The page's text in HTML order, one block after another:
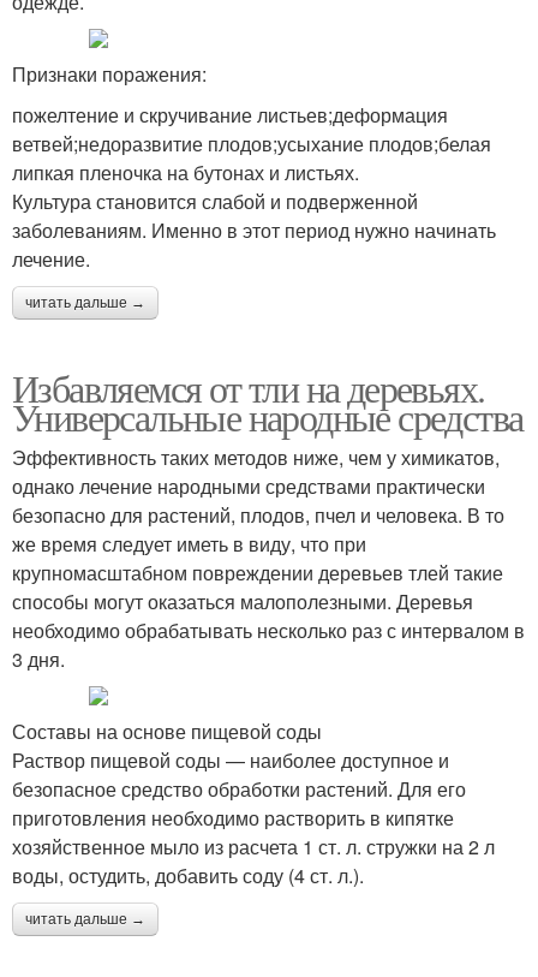
Признаки поражения:
пожелтение и скручивание листьев;деформация
ветвей;недоразвитие плодов;усыхание плодов;белая
липкая пленочка на бутонах и листьях.
Культура становится слабой и подверженной
заболеваниям. Именно в этот период нужно начинать
лечение.
читать дальше →
Избавляемся от тли на деревьях.
Универсальные народные средства
Эффективность таких методов ниже, чем у химикатов,
однако лечение народными средствами практически
безопасно для растений, плодов, пчел и человека. В то
же время следует иметь в виду, что при
крупномасштабном повреждении деревьев тлей такие
способы могут оказаться малополезными. Деревья
необходимо обрабатывать несколько раз с интервалом в
3 дня.
Составы на основе пищевой соды
Раствор пищевой соды — наиболее доступное и
безопасное средство обработки растений. Для его
приготовления необходимо растворить в кипятке
хозяйственное мыло из расчета 1 ст. л. стружки на 2 л
воды, остудить, добавить соду (4 ст. л.).
читать дальше →